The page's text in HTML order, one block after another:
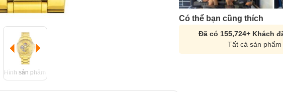
Hình sản phẩm
Có thể bạn cũng thích
Đã có 155,724+ Khách
Tất cả sản